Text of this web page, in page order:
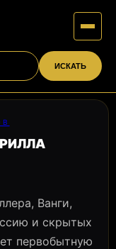
ИСКАТЬ
Ванги,
и скрытых
первобытную